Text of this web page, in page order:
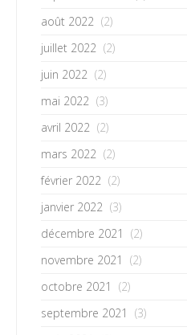
août 2022 (2)
juillet 2022 (2)
juin 2022 (2)
mai 2022 (3)
avril 2022 (2)
mars 2022 (2)
février 2022 (2)
janvier 2022 (3)
décembre 2021
(2)
novembre 2021
(2)
octobre 2021
(2)
septembre 2021
(3)